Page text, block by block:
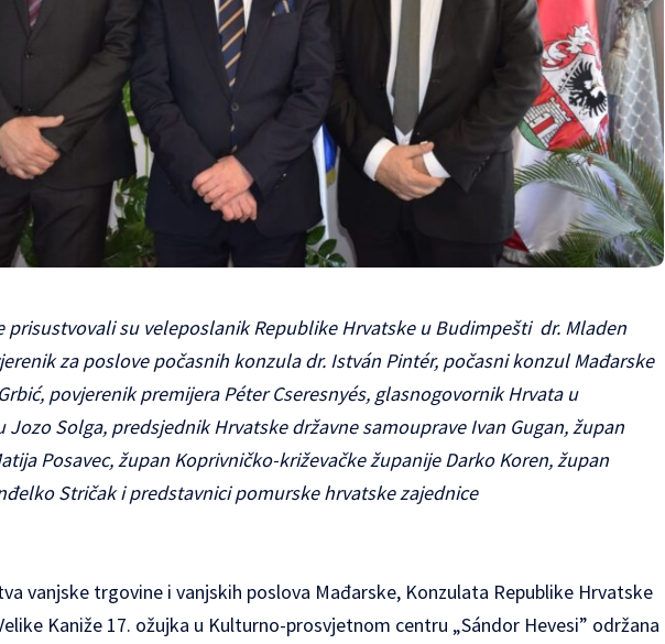
prisustvovali su veleposlanik Republike Hrvatske u Budimpešti dr. Mladen
za poslove počasnih konzula dr. István Pintér, počasni konzul Mađarske
povjerenik premijera Péter Cseresnyés, glasnogovornik Hrvata u
Solga, predsjednik Hrvatske državne samouprave Ivan Gugan, župan
Posavec, župan Koprivničko-križevačke županije Darko Koren, župan
Stričak i predstavnici pomurske hrvatske zajednice
vanjske trgovine i vanjskih poslova Mađarske, Konzulata Republike Hrvatske
Kaniže 17. ožujka u Kulturno-prosvjetnom centru „Sándor Hevesi” održana